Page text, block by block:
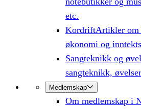
etc.
KordriftArtikler om
økonomi og
Sangteknikk og
sangteknikk,
Medlemskap
Om medlemskap i